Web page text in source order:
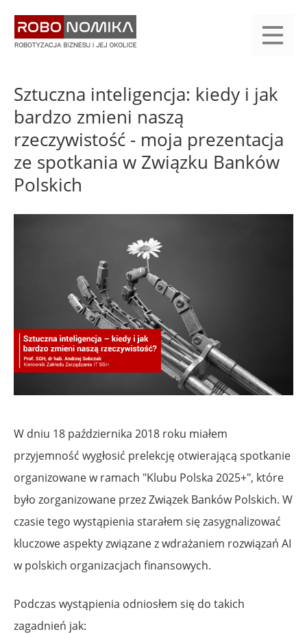
treści
yasne
main
menu
Sztuczna inteligencja: kiedy i jak
bardzo zmieni naszą
rzeczywistość - moja prezentacja
ze spotkania w Związku Banków
Polskich
W dniu 18 października 2018 roku miałem
przyjemność wygłosić prelekcję otwierającą spotkanie
organizowane w ramach "Klubu Polska 2025+", które
było zorganizowane przez Związek Banków Polskich. W
czasie tego wystąpienia starałem się zasygnalizować
kluczowe aspekty związane z wdrażaniem rozwiązań AI
w polskich organizacjach finansowych.
Podczas wystąpienia odniosłem się do takich
zagadnień jak: